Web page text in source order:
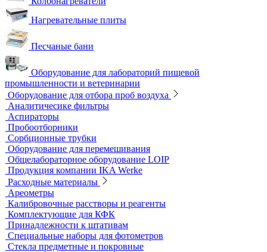
Нагревательные устройства
Нагревательные плиты
Песчаные бани
Оборудование для лабораторий пищевой
промышленности и ветеринарии
Оборудование для отбора проб воздуха
Аналитичесике фильтры
Аспираторы
Пробоотборники
Сорбционные трубки
Оборудование для перемешивания
Общелабораторное оборудование LOIP
Продукция компании IKA Werke
Расходные материалы
Ареометры
Калибровочные расстворы и реагенты
Комплектующие для КФК